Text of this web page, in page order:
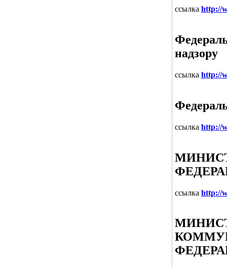
ссылка http://
надзору
ссылка http://
ссылка http://
ссылка http://